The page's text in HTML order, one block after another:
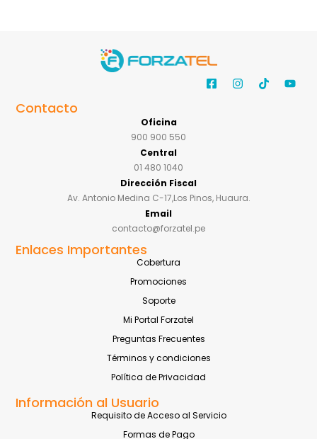
Contacto
Oficina
900 900 550
Central
01 480 1040
Dirección Fiscal
Av. Antonio Medina C-17,Los Pinos, Huaura.
Email
contacto@forzatel.pe
Enlaces Importantes
Cobertura
Promociones
Soporte
Mi Portal Forzatel
Preguntas Frecuentes
Términos y condiciones
Política de Privacidad
Información al Usuario
Requisito de Acceso al Servicio
Formas de Pago